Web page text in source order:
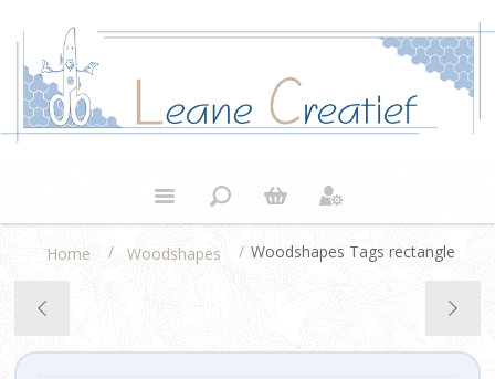
Home / Woodshapes / Woodshapes Tags rectangle